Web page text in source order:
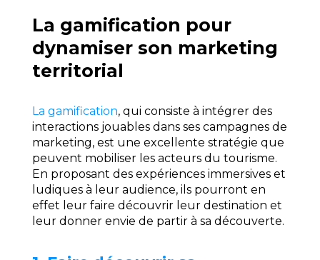
La gamification pour
dynamiser son marketing
territorial
La gamification, qui consiste à intégrer des
interactions jouables dans ses campagnes de
marketing, est une excellente stratégie que
peuvent mobiliser les acteurs du tourisme.
En proposant des expériences immersives et
ludiques à leur audience, ils pourront en
effet leur faire découvrir leur destination et
leur donner envie de partir à sa découverte.